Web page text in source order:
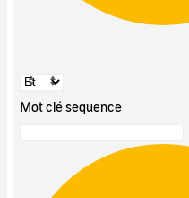
Mot clé sequence